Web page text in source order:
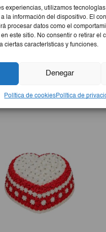
experiencias, utilizamos
la información del dispositivo. El
procesar datos como el
este sitio. No consentir o retirar el
ciertas características y funciones.
Denegar
Política de cookiesPolítica de
tus antojos en minutos.
Elaborada con
Prepara un plato
un solo producto!